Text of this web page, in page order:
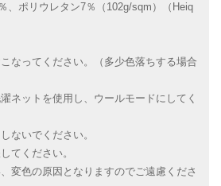
、ポリウレタン7％（102g/sqm）（Heiq
なってください。（多少色落ちする場合
ネットを使用し、ウールモードにしてく
ないでください。
てください。
変色の原因となりますのでご遠慮くださ